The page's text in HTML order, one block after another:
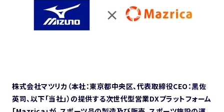
株式会社マツリカ（本社：東京都中央区、代表取締役CEO：黒佐
英司、以下「当社」）の提供する次世代型営業DXプラットフォーム